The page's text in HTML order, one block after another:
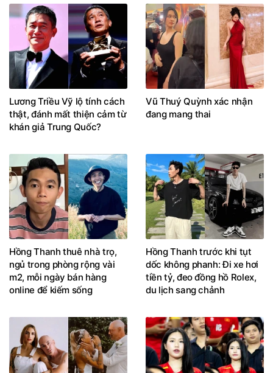
Lương Triều Vỹ lộ tính cách
thật, đánh mất thiện cảm từ
khán giả Trung Quốc?
Vũ Thuý Quỳnh xác nhận
đang mang thai
Hồng Thanh thuê nhà trọ,
ngủ trong phòng rộng vài
m2, mỗi ngày bán hàng
online để kiếm sống
Hồng Thanh trước khi tụt
dốc không phanh: Đi xe hơi
tiền tỷ, đeo đồng hồ Rolex,
du lịch sang chảnh